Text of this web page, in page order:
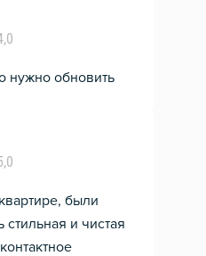
нужно обновить
были
и чистая